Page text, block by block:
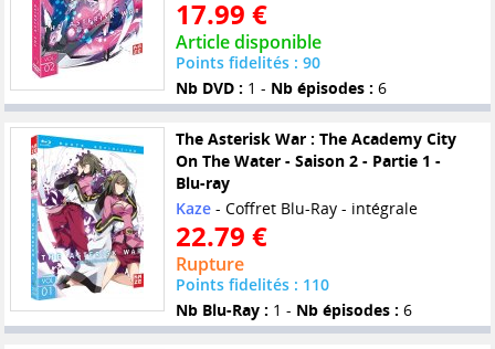
17.99 €
Article disponible
Points fidelités : 90
Nb DVD : 1 - Nb épisodes : 6
The Asterisk War : The Academy City
On The Water - Saison 2 - Partie 1 -
Blu-ray
Kaze- Coffret Blu-Ray - intégrale
22.79 €
Rupture
Points fidelités : 110
Nb Blu-Ray : 1 - Nb épisodes : 6